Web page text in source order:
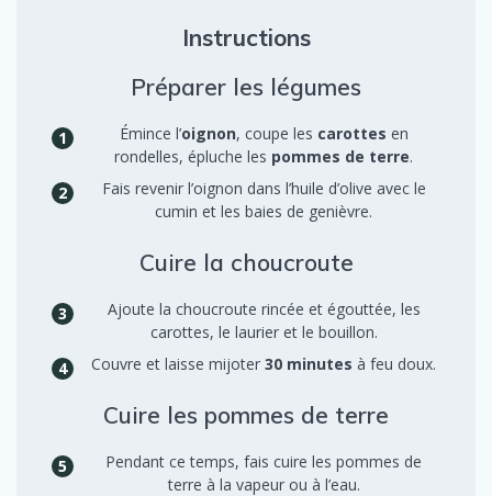
Instructions
Préparer les légumes
Émince l’oignon, coupe les carottes en
rondelles, épluche les pommes de terre.
Fais revenir l’oignon dans l’huile d’olive avec le
cumin et les baies de genièvre.
Cuire la choucroute
Ajoute la choucroute rincée et égouttée, les
carottes, le laurier et le bouillon.
Couvre et laisse mijoter 30 minutes à feu doux.
Cuire les pommes de terre
Pendant ce temps, fais cuire les pommes de
terre à la vapeur ou à l’eau.